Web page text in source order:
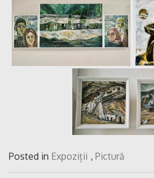
Posted in Expoziții , Pictură